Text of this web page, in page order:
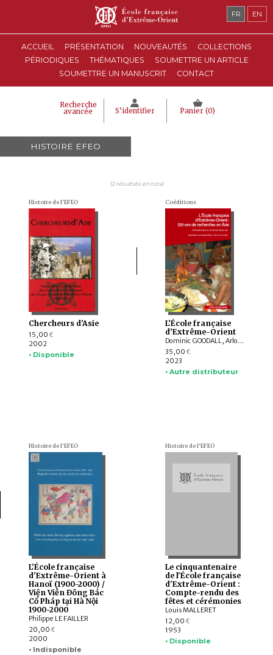
ACCUEIL PRÉSENTATION NOUVEAUTÉS
COLLECTIONS
PÉRIODIQUES
THÉMATIQUES
SOUMETTRE UN ARTICLE
SOUMETTRE UN MANUSCRIT
CONTACT
Recherche
avancée S’identifier Panier (0)
FR EN
HISTOIRE EFEO
12 résultats en total
Histoire de l'EFEO
Chercheurs d'Asie
15,00 €
2002
• Disponible
Coéditions
L’École française
d’Extrême-Orient
Dominic GOODALL, Arlo GRIFFITHS, Alain ARRAULT, Christophe MARQUET, Damian EVANS, Yves GOUDINEAU, Franciscus VERELLEN, Pierre-Sylvain FILLIOZAT, Nicolas GRIMAL, Jean-Pierre MAHÉ
35,00 €
2023
• Autre distributeur
Histoire de l'EFEO
L'École française
d'Extrême-Orient à
Hanoï (1900-2000) /
Viện Viễn Đông Bác
Cổ Pháp tại Hà Nội
1900-2000
Philippe LE FAILLER
20,00 €
2000
• Indisponible
Histoire de l'EFEO
Le cinquantenaire
de l'École française
d'Extrême-Orient :
Compte-rendu des
fêtes et cérémonies
Louis MALLERET
12,00 €
1953
• Disponible